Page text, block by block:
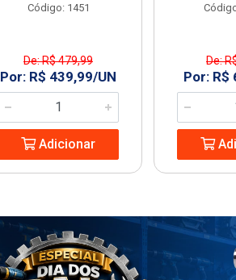
Código: 1451
De: R$ 479,99
Por: R$ 439,99/UN
Adicionar
De:
Por: R$